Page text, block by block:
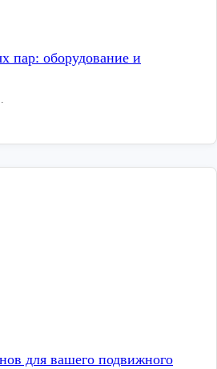
пар: оборудование и
для вашего подвижного